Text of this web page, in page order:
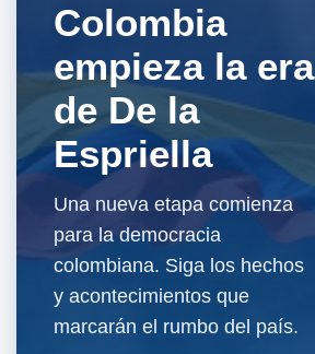
Colombia
empieza la era
de De la
Espriella
Una nueva etapa comienza
para la democracia
colombiana. Siga los hechos
y acontecimientos que
marcarán el rumbo del país.